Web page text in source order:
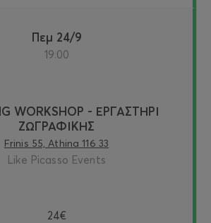
Πεμ 24/9
19:00
WORKSHOP - ΕΡΓΑΣΤΗΡΙ
ΖΩΓΡΑΦΙΚΗΣ
Frinis 55, Athina 116 33
Like Picasso Events
24€